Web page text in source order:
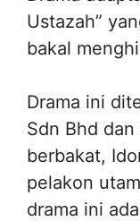
Ustazah”
bakal
Drama ini
Sdn Bhd
berbakat,
pelakon
drama ini